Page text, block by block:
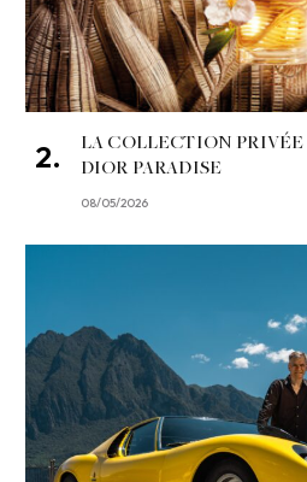
LA COLLECTION
DIOR PARADISE
08/05/2026